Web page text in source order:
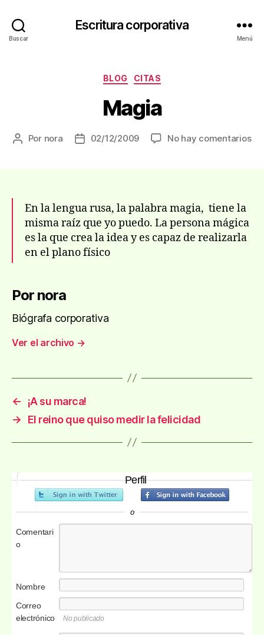
Buscar
Escritura corporativa
Menú
Categorías
BLOG CITAS
Magia
Autor
Por nora
Fecha02/12/2009 No hay comentariosen
En la lengua rusa, la palabra magia, tiene la
misma raíz que yo puedo. La persona mágica
es la que crea la idea y es capaz de realizarla
en el plano físico
Por nora
Biógrafa corporativa
Ver el archivo →
←
¡A su marca!
→
El reino que quiso medir la felicidad
Perfil
o
Comentari
o
Nombre
Correo
electrónico
No publicado